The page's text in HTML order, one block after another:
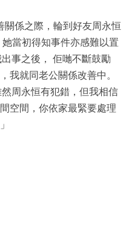
係之際，輪到好友周永恒
她當初得知事件亦感難以置
事之後， 佢哋不斷鼓勵
我就同老公關係改善中。
周永恒有犯錯，但我相信
空間，你依家最緊要處理